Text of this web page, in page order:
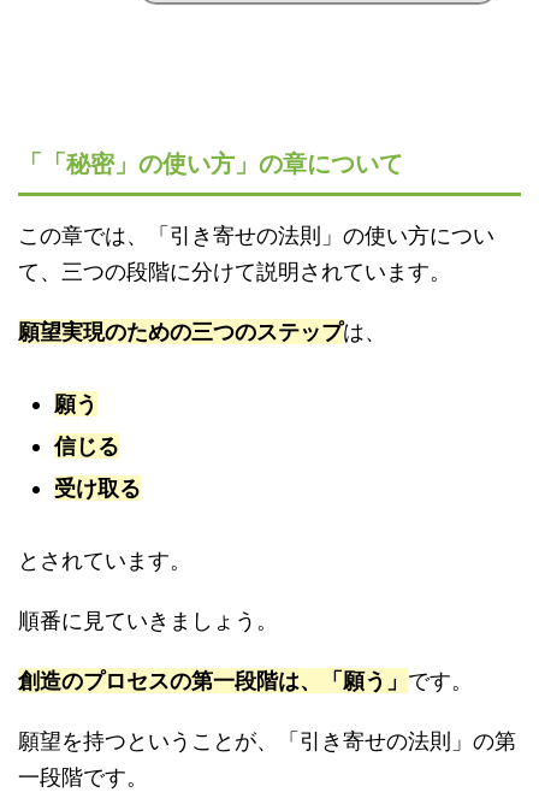
「「秘密」の使い方」の章について
この章では、「引き寄せの法則」の使い方につい
て、三つの段階に分けて説明されています。
願望実現のための三つのステップは、
願う
信じる
受け取る
とされています。
順番に見ていきましょう。
創造のプロセスの第一段階は、「願う」 です。
願望を持つということが、「引き寄せの法則」の第
一段階です。